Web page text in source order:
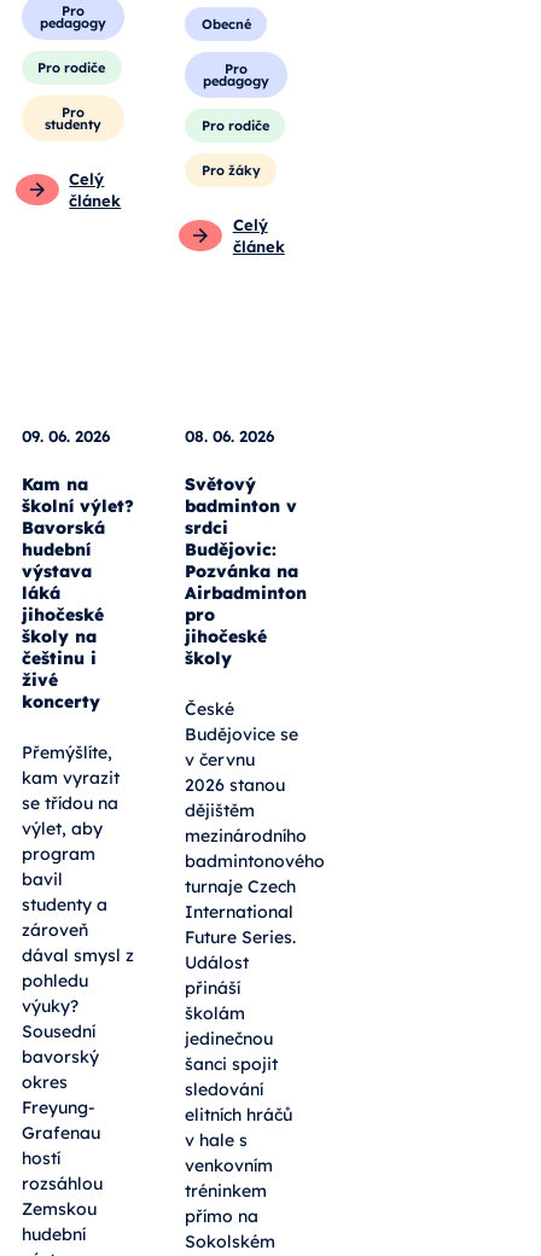
Pro
pedagogy
Pro rodiče
Pro
studenty
Celý
článek
Obecné
Pro
pedagogy
Pro rodiče
Pro žáky
Celý
článek
09. 06. 2026
Kam na
školní výlet?
Bavorská
hudební
výstava
láká
jihočeské
školy na
češtinu i
živé
koncerty
Přemýšlíte,
kam vyrazit
se třídou na
výlet, aby
program
bavil
studenty a
zároveň
dával smysl z
pohledu
výuky?
Sousední
bavorský
okres
Freyung-
Grafenau
hostí
rozsáhlou
Zemskou
hudební
08. 06. 2026
Světový
badminton v
srdci
Budějovic:
Pozvánka na
Airbadminton
pro
jihočeské
školy
České
Budějovice se
v červnu
2026 stanou
dějištěm
mezinárodního
badmintonového
turnaje Czech
International
Future Series.
Událost
přináší
školám
jedinečnou
šanci spojit
sledování
elitních hráčů
v hale s
venkovním
tréninkem
přímo na
Sokolském